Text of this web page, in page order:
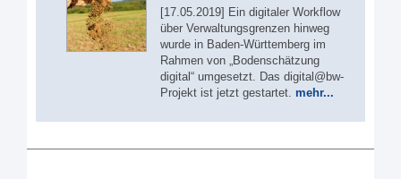
[17.05.2019] Ein digitaler Workflow
über Verwaltungsgrenzen hinweg
wurde in Baden-Württemberg im
Rahmen von „Bodenschätzung
digital“ umgesetzt. Das digital@bw-
Projekt ist jetzt gestartet. mehr...